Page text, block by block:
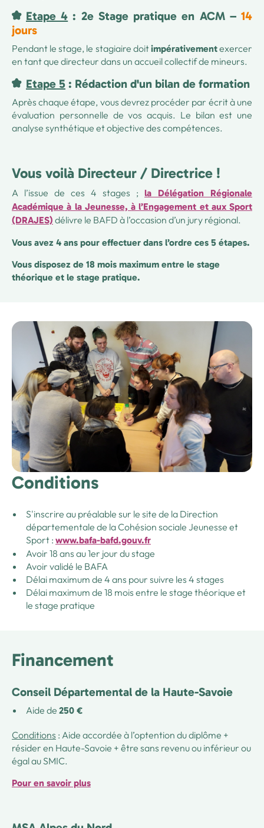
Etape 4 : 2e Stage pratique en ACM –14
jours
Pendant le stage, le stagiaire doitimpérativementexercer
en tant que directeur dans un accueil collectif de mineurs.
Etape 5 : Rédaction d'un bilan de formation
Après chaque étape, vous devrez procéder par écrit à une
évaluation personnelle de vos acquis. Le bilan est une
analyse synthétique et objective des compétences.
Vous voilà Directeur / Directrice !
A l’issue de ces 4 stages ; la Délégation Régionale
Académique à la Jeunesse, à l’Engagement et aux Sport
(DRAJES) délivre le BAFD à l’occasion d’un jury régional.
Vous avez 4 ans pour effectuer dans l’ordre ces 5 étapes.
Vous disposez de 18 mois maximum entre le stage
théorique et le stage pratique.
Conditions
S'inscrire au préalable sur le site de la Direction
départementale de la Cohésion sociale Jeunesse et
Sport : www.bafa-bafd.gouv.fr
Avoir 18 ans au 1er jour du stage
Avoir validé le BAFA
Délai maximum de 4 ans pour suivre les 4 stages
Délai maximum de 18 mois entre le stage théorique et
le stage pratique
Financement
Conseil Départemental de la Haute-Savoie
Aide de 250 €
Conditions : Aide accordée à l’optention du diplôme +
résider en Haute-Savoie + être sans revenu ou inférieur ou
égal au SMIC.
Pour en savoir plus